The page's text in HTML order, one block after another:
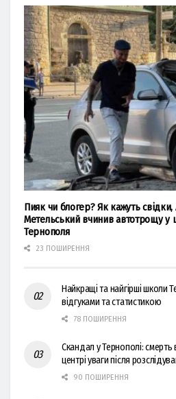
Пияк чи блогер? Як кажуть свідки,
Метельський вчинив автотрощу у
Тернополя
23 ПОШИРЕННЯ
Найкращі та найгірші школи
відгуками та статистикою
78 ПОШИРЕННЯ
Скандал у Тернополі: смерть
центрі уваги після
90 ПОШИРЕННЯ